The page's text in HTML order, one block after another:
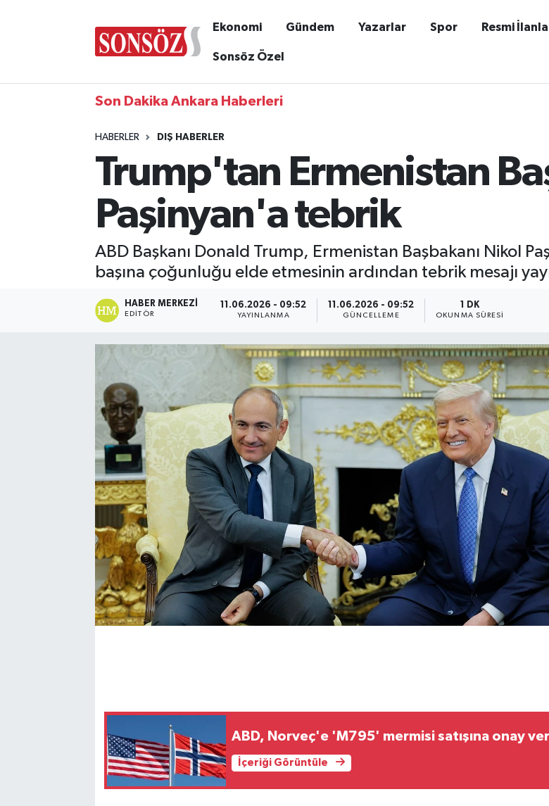
Ekonomi Gündem Yazarlar Spor Resmi
Sonsöz Özel
Son Dakika Ankara Haberleri
HABERLER DIŞ HABERLER
Trump'tan Ermenistan
Paşinyan'a tebrik
ABD Başkanı Donald Trump, Ermenistan Başbakanı Nikol
başına çoğunluğu elde etmesinin ardından tebrik mesajı
HABER MERKEZI
EDITÖR
11.06.2026 - 09:52
YAYINLANMA
11.06.2026 - 09:52
GÜNCELLEME
1 DK
OKUNMA SÜRESI
ABD, Norveç'e 'M795' mermisi satışına onay
İçeriği Görüntüle